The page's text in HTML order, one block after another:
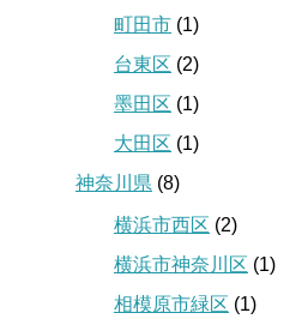
町田市 (1)
台東区 (2)
墨田区 (1)
大田区 (1)
神奈川県 (8)
横浜市西区 (2)
横浜市神奈川区 (1)
相模原市緑区 (1)